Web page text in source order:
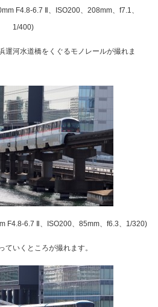
F4.8-6.7 Ⅱ、ISO200、208mm、f7.1、
1/400)
運河水道橋をくぐるモノレールが撮れま
F4.8-6.7 Ⅱ、ISO200、85mm、f6.3、1/320)
ていくところが撮れます。